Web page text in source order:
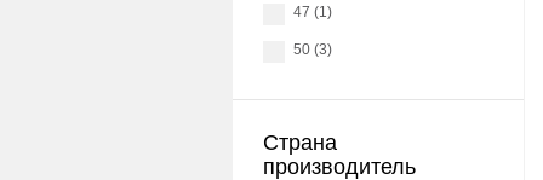
47 (1)
50 (3)
Страна
производитель